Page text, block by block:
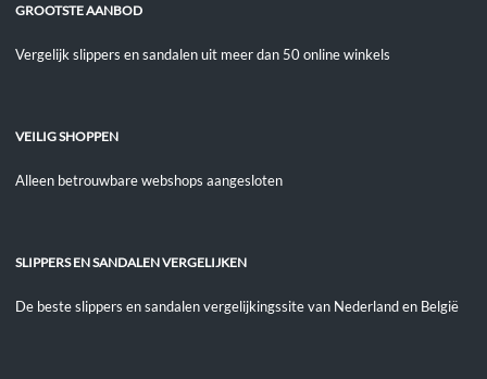
GROOTSTE AANBOD
Vergelijk slippers en sandalen uit meer dan 50 online winkels
VEILIG SHOPPEN
Alleen betrouwbare webshops aangesloten
SLIPPERS EN SANDALEN VERGELIJKEN
De beste slippers en sandalen vergelijkingssite van Nederland en België